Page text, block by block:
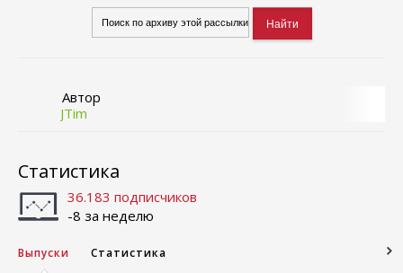
Автор
JTim
Статистика
36.183 подписчиков
-8 за неделю
Выпуски Статистика